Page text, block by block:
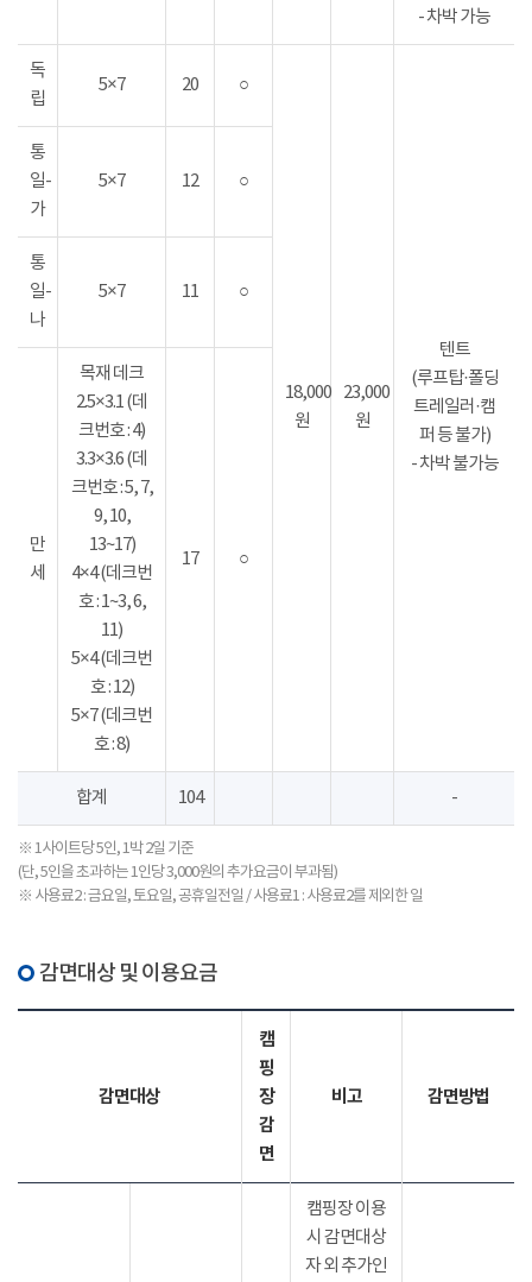
- 차박 가능
독
립
5×7 20 ○
18,000
원
23,000
원
텐트
(루프탑·폴딩
트레일러·캠
퍼 등 불가)
- 차박 불가능
통
일-
가
5×7 12 ○
통
일-
나
5×7 11 ○
만
세
목재 데크
2.5×3.1 (데
크번호 : 4)
3.3×3.6 (데
크번호 : 5, 7,
9, 10,
13~17)
4×4 (데크번
호 : 1~3, 6,
11)
5×4 (데크번
호 : 12)
5×7 (데크번
호 : 8)
17 ○
합계 104 -
※ 1사이트당 5인, 1박 2일 기준
(단, 5인을 초과하는 1인당 3,000원의 추가요금이 부과됨)
※ 사용료2 : 금요일, 토요일, 공휴일전일 / 사용료1 : 사용료2를 제외한 일
감면대상 및 이용요금
감면대상
캠
핑
장
감
면
비고 감면방법
캠핑장 이용
시 감면대상
자 외 추가인